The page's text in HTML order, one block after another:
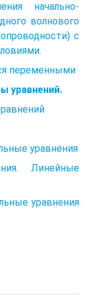
начально-
волнового
с
переменными
уравнений.
уравнения
Линейные
уравнения